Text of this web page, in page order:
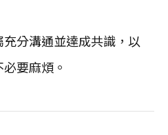
分溝通並達成共識，以
要麻煩。